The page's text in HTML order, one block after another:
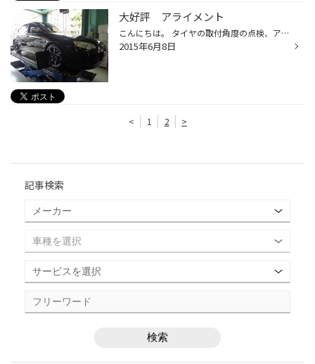
大好評 アライメント
こんにちは。 タイヤの取付角度の点検、アライメントで 正しい接地面にもどし、タイヤ本来の性能を！ で、大好評を頂いております。 気になる方はお気軽にお問合せ下さい(^^)
2015年6月8日
< 1 2 >
記事検索